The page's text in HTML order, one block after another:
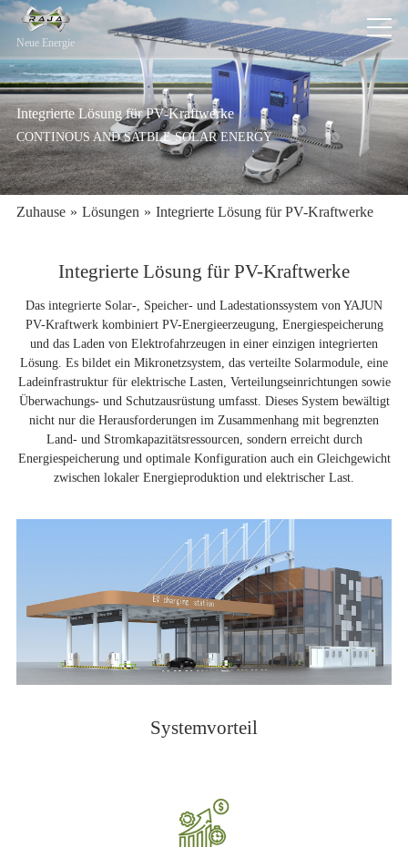
Neue Energie
Integrierte Lösung für PV-Kraftwerke
CONTINOUS AND SATBLE SOLAR ENERGY
Zuhause » Lösungen » Integrierte Lösung für PV-Kraftwerke
Integrierte Lösung für PV-Kraftwerke
Das integrierte Solar-, Speicher- und Ladestationssystem von YAJUN
PV-Kraftwerk kombiniert PV-Energieerzeugung, Energiespeicherung
und das Laden von Elektrofahrzeugen in einer einzigen integrierten
Lösung. Es bildet ein Mikronetzsystem, das verteilte Solarmodule, eine
Ladeinfrastruktur für elektrische Lasten, Verteilungseinrichtungen sowie
Überwachungs- und Schutzausrüstung umfasst. Dieses System bewältigt
nicht nur die Herausforderungen im Zusammenhang mit begrenzten
Land- und Stromkapazitätsressourcen, sondern erreicht durch
Energiespeicherung und optimale Konfiguration auch ein Gleichgewicht
zwischen lokaler Energieproduktion und elektrischer Last.
Systemvorteil